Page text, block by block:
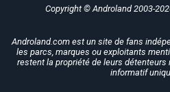
Copyright © Androland 2003-
Androland.com est un site de fans
les parcs, marques ou exploitants
restent la propriété de leurs
informatif